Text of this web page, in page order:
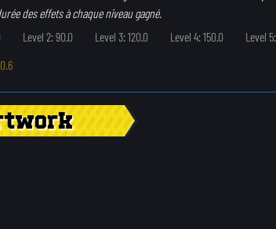
des effets à chaque niveau gagné.
Level 2: 90.0 Level 3: 120.0 Level 4: 150.0 Level